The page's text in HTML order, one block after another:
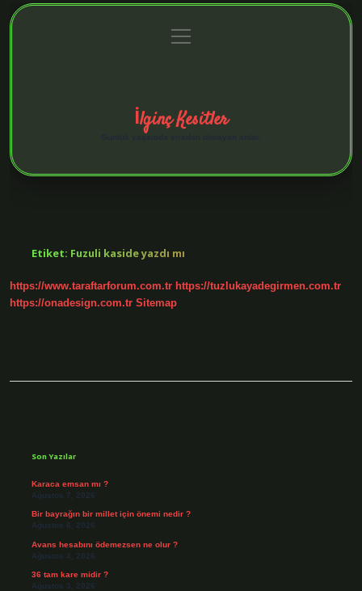
Gizlilik Politikası
menüyü
aç
İlginç Kesitler
Etiket: Fuzuli kaside yazdı mı
https://www.taraftarforum.com.tr https://tuzlukayadegirmen.com.tr
https://onadesign.com.tr Sitemap
Son Yazılar
Karaca emsan mı ?
Ağustos 7, 2026
Bir bayrağın bir millet için önemi nedir ?
Ağustos 6, 2026
Avans hesabını ödemezsen ne olur ?
Ağustos 4, 2026
36 tam kare midir ?
Ağustos 3, 2026